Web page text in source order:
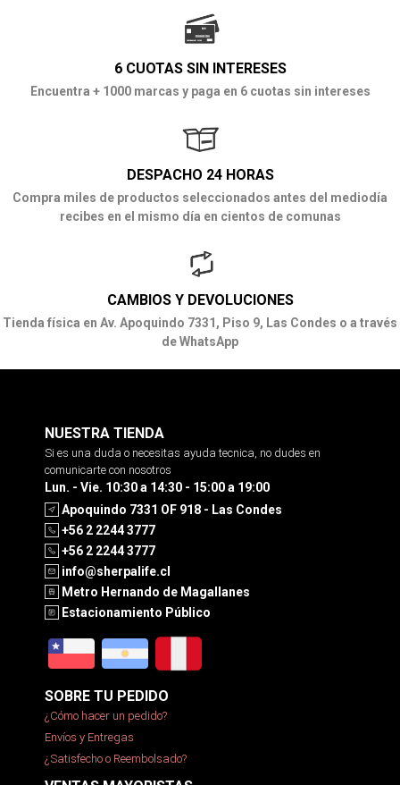
6 CUOTAS SIN INTERESES
Encuentra + 1000 marcas y paga en 6 cuotas sin intereses
DESPACHO 24 HORAS
Compra miles de productos seleccionados antes del mediodía
recibes en el mismo día en cientos de comunas
CAMBIOS Y DEVOLUCIONES
Tienda física en Av. Apoquindo 7331, Piso 9, Las Condes o a través
de WhatsApp
NUESTRA TIENDA
Si es una duda o necesitas ayuda tecnica, no dudes en
comunicarte con nosotros
Lun. - Vie. 10:30 a 14:30 - 15:00 a 19:00
Apoquindo 7331 OF 918 - Las Condes
+56 2 2244 3777
+56 2 2244 3777
info@sherpalife.cl
Metro Hernando de Magallanes
Estacionamiento Público
SOBRE TU PEDIDO
¿Cómo hacer un pedido?
Envíos y Entregas
¿Satisfecho o Reembolsado?